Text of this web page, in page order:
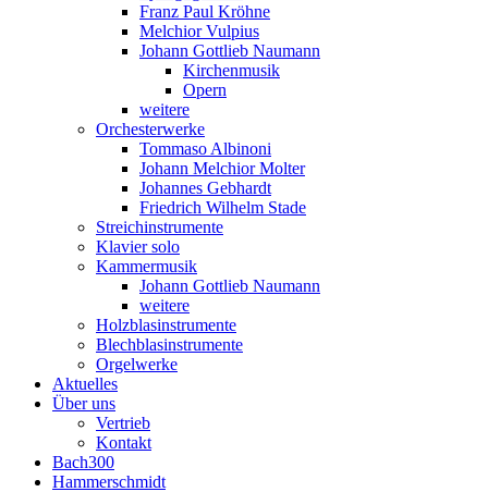
Franz Paul Kröhne
Melchior Vulpius
Johann Gottlieb Naumann
Kirchenmusik
Opern
weitere
Orchesterwerke
Tommaso Albinoni
Johann Melchior Molter
Johannes Gebhardt
Friedrich Wilhelm Stade
Streichinstrumente
Klavier solo
Kammermusik
Johann Gottlieb Naumann
weitere
Holzblasinstrumente
Blechblasinstrumente
Orgelwerke
Aktuelles
Über uns
Vertrieb
Kontakt
Bach300
Hammerschmidt